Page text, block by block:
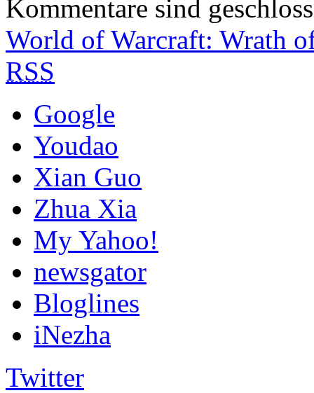
Kommentare sind
World of Warcraft: Wrath
RSS
Google
Youdao
Xian Guo
Zhua Xia
My Yahoo!
newsgator
Bloglines
iNezha
Twitter